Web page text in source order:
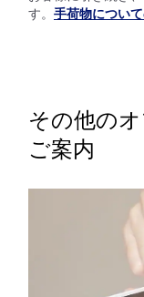
す。 手荷物につい
その他の
ご案内